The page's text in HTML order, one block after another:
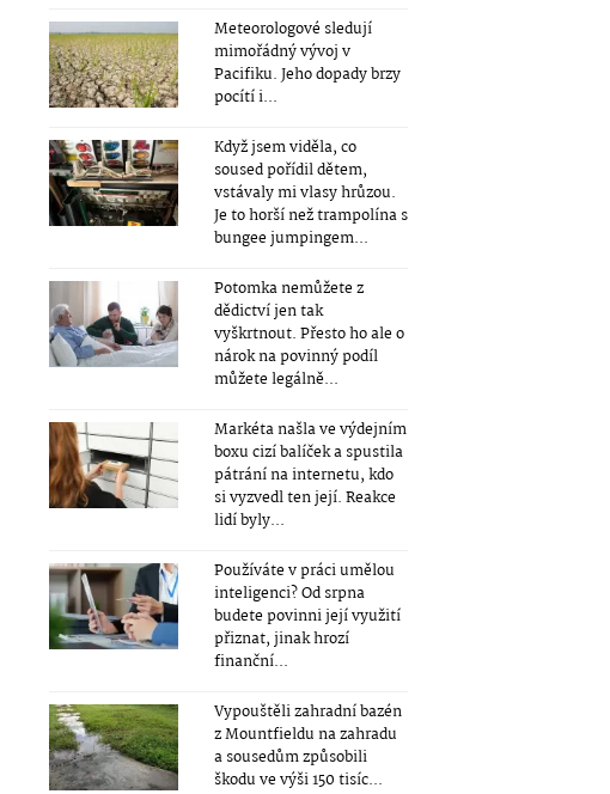
Meteorologové sledují
mimořádný vývoj v
Pacifiku. Jeho dopady brzy
pocítí i...
Když jsem viděla, co
soused pořídil dětem,
vstávaly mi vlasy hrůzou.
Je to horší než trampolína s
bungee jumpingem...
Potomka nemůžete z
dědictví jen tak
vyškrtnout. Přesto ho ale o
nárok na povinný podíl
můžete legálně...
Markéta našla ve výdejním
boxu cizí balíček a spustila
pátrání na internetu, kdo
si vyzvedl ten její. Reakce
lidí byly...
Používáte v práci umělou
inteligenci? Od srpna
budete povinni její využití
přiznat, jinak hrozí
finanční...
Vypouštěli zahradní bazén
z Mountfieldu na zahradu
a sousedům způsobili
škodu ve výši 150 tisíc...